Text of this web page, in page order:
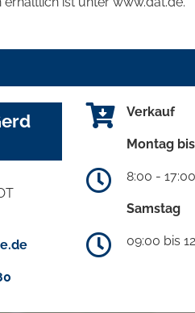
Verkauf
Montag
8:00 -
Samstag
09:00 bis